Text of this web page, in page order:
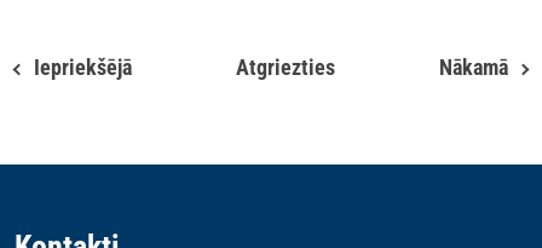
Iepriekšējā Atgriezties Nākamā